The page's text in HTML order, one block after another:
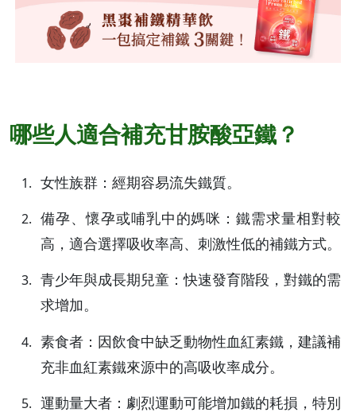
哪些人適合補充甘胺酸亞鐵？
女性族群：經期容易流失鐵質。
備孕、懷孕或哺乳中的媽咪：鐵需求量相對較
高，適合選擇吸收率高、刺激性低的補鐵方式。
青少年與成長期兒童：快速發育階段，對鐵的需
求增加。
素食者：因飲食中缺乏動物性血紅素鐵，建議補
充非血紅素鐵來源中的高吸收率成分。
運動量大者：劇烈運動可能增加鐵的耗損，特別